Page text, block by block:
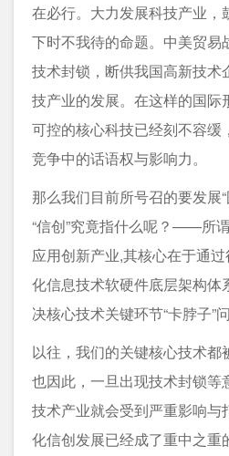
在必行。大力发展科技产业，
下时不我待的命题。中美贸易
技术封锁，断供我国高新技术
技产业的发展。在这样的国际
可控的核心科技已经刻不容缓
竞争中的话语权与影响力。
那么我们目前所号召的要发展
“信创”究竟指什么呢？——所
应用创新产业,其核心在于通
化信息技术软硬件底层架构体
决核心技术关键环节“卡脖子”问
以往，我们的关键核心技术都
也因此，一旦出现技术封锁等
技术产业就会受到严重影响与
化信创发展已经成了重中之重